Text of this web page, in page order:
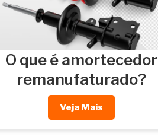
O que é amortecedor
remanufaturado?
Veja Mais